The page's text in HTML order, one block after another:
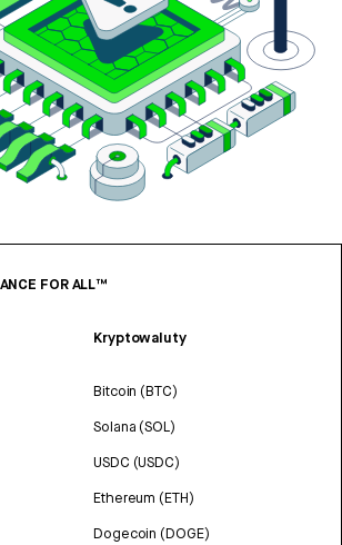
FOR ALL™
Kryptowaluty
Bitcoin (BTC)
Solana (SOL)
USDC (USDC)
Ethereum (ETH)
Dogecoin (DOGE)